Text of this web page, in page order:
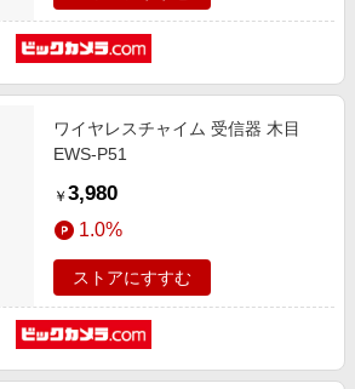
予約
ス
カード分割払い
ワイヤレスチャイム 受信器 木目
EWS-P51
￥ 3,980
1.0%
ストアにすすむ